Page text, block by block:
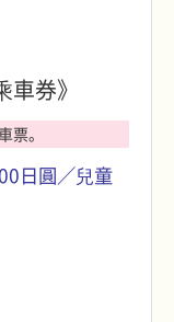
券》
票。
日圓／兒童